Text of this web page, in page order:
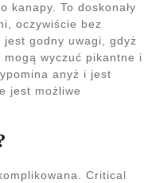
kanapy. To doskonały
oczywiście bez
godny uwagi, gdyż
mogą wyczuć pikantne i
anyż i jest
jest możliwe
Critical